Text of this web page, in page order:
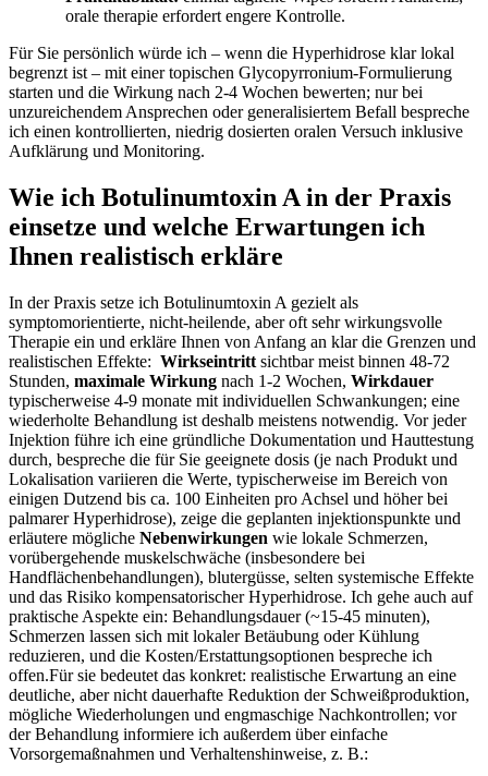
orale‌ therapie erfordert ​engere Kontrolle.
Für​ Sie persönlich würde ich – ⁤wenn die Hyperhidrose klar lokal
begrenzt ist – ⁢mit einer topischen Glycopyrronium‑Formulierung
starten und die Wirkung ⁣nach⁤ 2-4 Wochen bewerten; ‍nur bei
⁢unzureichendem Ansprechen oder ​generalisiertem Befall bespreche
ich einen kontrollierten, niedrig dosierten oralen Versuch inklusive
Aufklärung und Monitoring.
Wie ich Botulinumtoxin A in der Praxis
einsetze und welche​ Erwartungen⁣ ich
‍Ihnen realistisch erkläre
In der‍ Praxis setze ich Botulinumtoxin A gezielt als⁤
symptomorientierte,‍ nicht‑heilende, aber oft ⁢sehr ⁣wirkungsvolle
Therapie ein und ‌erkläre ​Ihnen von Anfang an⁤ klar die Grenzen und
realistischen Effekte: ⁢ Wirkseintritt sichtbar ⁤meist ‍binnen‌ 48-72‌
Stunden, maximale Wirkung nach 1-2 Wochen, Wirkdauer
typischerweise 4-9 monate mit individuellen Schwankungen; ⁤eine
wiederholte Behandlung‌ ist deshalb ‍meistens notwendig. Vor jeder
Injektion ⁤führe ich eine gründliche Dokumentation und Hauttestung‌
durch, bespreche die für‍ Sie geeignete dosis (je⁣ nach Produkt und​
Lokalisation‌ variieren die ‍Werte, typischerweise⁢ im Bereich von
einigen ‌Dutzend ⁤bis ca. 100 ⁤Einheiten ⁣pro​ Achsel und höher bei
⁣palmarer Hyperhidrose), zeige die geplanten⁢ injektionspunkte und ​
erläutere mögliche Nebenwirkungen wie lokale Schmerzen,
vorübergehende‍ muskelschwäche (insbesondere bei
Handflächenbehandlungen), blutergüsse, selten systemische Effekte⁤
und das Risiko kompensatorischer Hyperhidrose. Ich gehe auch‌ auf
praktische Aspekte‌ ein: Behandlungsdauer⁣ (~15-45 ⁢minuten),
Schmerzen lassen sich ⁢mit lokaler Betäubung oder Kühlung
‌reduzieren, und die Kosten/Erstattungsoptionen bespreche ⁣ich ​
offen.Für⁣ sie bedeutet das⁤ konkret: realistische ‍Erwartung an ⁣eine
deutliche, aber nicht dauerhafte Reduktion ​der ⁢Schweißproduktion,
mögliche Wiederholungen und engmaschige Nachkontrollen; ⁣vor
der Behandlung informiere ich ⁤außerdem über​ einfache
Vorsorgemaßnahmen und Verhaltenshinweise,⁢ z. ‌B.: